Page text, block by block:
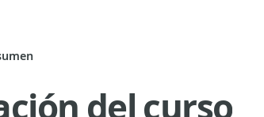
del curso